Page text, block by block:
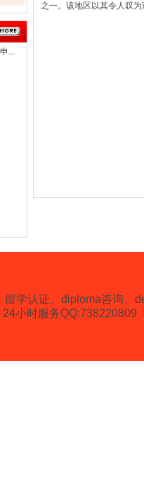
...
之一。该地区以其令人叹
留学认证、diploma咨询、
小时服务QQ:738220809